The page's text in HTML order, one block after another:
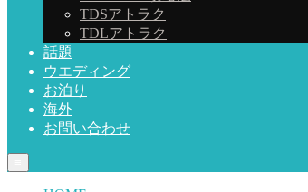
TDSアトラク
TDLアトラク
話題
ウエディング
お泊り
海外
お問い合わせ